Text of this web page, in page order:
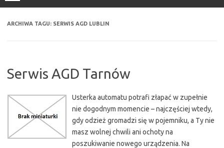
ARCHIWA TAGU: SERWIS AGD LUBLIN
Serwis AGD Tarnów
Usterka automatu potrafi złapać w zupełnie
nie dogodnym momencie – najczęściej wtedy,
gdy odzież gromadzi się w pojemniku, a Ty nie
masz wolnej chwili ani ochoty na
poszukiwanie nowego urządzenia. Na